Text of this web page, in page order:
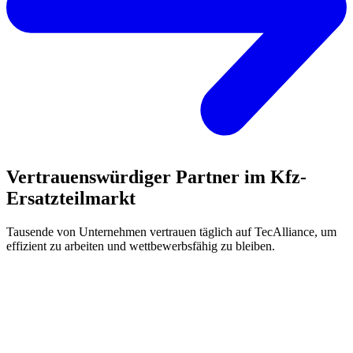
Vertrauenswürdiger Partner im Kfz-
Ersatzteilmarkt
Tausende von Unternehmen vertrauen täglich auf TecAlliance, um
effizient zu arbeiten und wettbewerbsfähig zu bleiben.